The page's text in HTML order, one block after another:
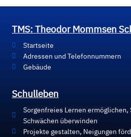
TMS: Theodor Mommsen
Startseite
Adressen und Telefonnummern
Gebäude
Schulleben
Sorgenfreies Lernen ermöglichen,
Schwächen überwinden
Projekte gestalten, Neigungen